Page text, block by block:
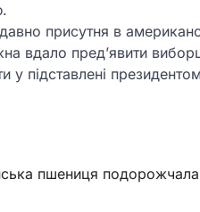
присутня в
вдало пред’явити
у підставлені
пшениця подорожчала